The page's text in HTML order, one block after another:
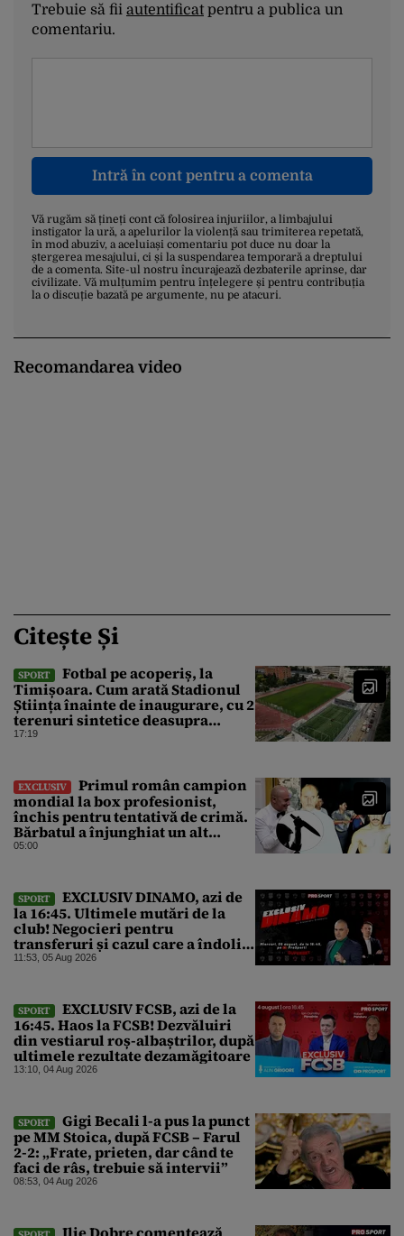
Trebuie să fii autentificatpentru a publica un
comentariu.
Intră în cont pentru a comenta
Vă rugăm să țineți cont că folosirea injuriilor, a limbajului
instigator la ură, a apelurilor la violență sau trimiterea repetată,
în mod abuziv, a aceluiași comentariu pot duce nu doar la
ștergerea mesajului, ci și la suspendarea temporară a dreptului
de a comenta. Site-ul nostru încurajează dezbaterile aprinse, dar
civilizate. Vă mulțumim pentru înțelegere și pentru contribuția
la o discuție bazată pe argumente, nu pe atacuri.
Recomandarea video
Citește Și
SPORT
Fotbal pe acoperiș, la
Timișoara. Cum arată Stadionul
Știința înainte de inaugurare, cu 2
terenuri sintetice deasupra
tribunei
17:19
EXCLUSIV
Primul român campion
mondial la box profesionist,
închis pentru tentativă de crimă.
Bărbatul a înjunghiat un alt
interlop periculos
05:00
SPORT
EXCLUSIV DINAMO, azi de
la 16:45. Ultimele mutări de la
club! Negocieri pentru
transferuri și cazul care a îndoliat
Dinamo
11:53, 05 Aug 2026
SPORT
EXCLUSIV FCSB, azi de la
16:45. Haos la FCSB! Dezvăluiri
din vestiarul roș-albaștrilor, după
ultimele rezultate dezamăgitoare
13:10, 04 Aug 2026
SPORT
Gigi Becali l-a pus la punct
pe MM Stoica, după FCSB – Farul
2-2: „Frate, prieten, dar când te
faci de râs, trebuie să intervii”
08:53, 04 Aug 2026